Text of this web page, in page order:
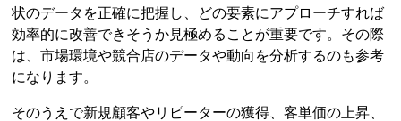
状のデータを正確に把握し、どの要素にアプローチすれば
効率的に改善できそうか見極めることが重要です。その際
は、市場環境や競合店のデータや動向を分析するのも参考
になります。
そのうえで新規顧客やリピーターの獲得、客単価の上昇、